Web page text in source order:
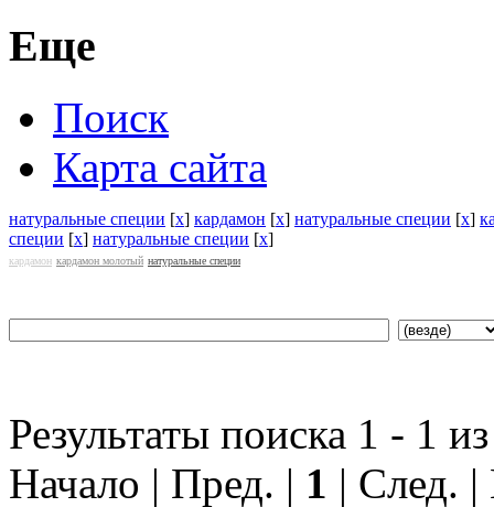
Еще
Поиск
Карта сайта
натуральные специи [x] кардамон [x] натуральные специи [x]
специи [x] натуральные специи [x]
кардамон кардамон молотый натуральные специи
Результаты поиска 1 - 1
Начало | Пред. | 1 | След.